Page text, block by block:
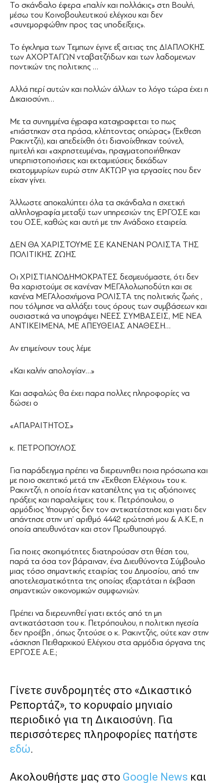
Το σκάνδαλο έφερα «παλίν και πολλάκις» στη Βουλή,
μέσω του Κοινοβουλευτικού ελέγχου και δεν
«συνεμορφώθην προς τας υποδείξεις».
Το έγκλημα των Τεμπων έγινε εξ αιτιας της ΔΙΑΠΛΟΚΗΣ
των ΑΧΟΡΤΑΓΩΝ νταβατζήδων και των λαδομενων
ποντικών της πολιτικης …
Αλλά περί αυτών και πολλών άλλων το λόγο τώρα έχει η
Δικαιοσύνη…
Με τα συνημμένα έγραφα καταγραφεται το πως
«πιάστηκαν στα πράσα, κλέπτοντας οπώρας» (Έκθεση
Ρακιντζή), και απεδείχθη ότι διανοίχθηκαν τούνελ,
ημιτελή και «αχρηστευμένα», πραγματοποιήθηκαν
υπερπιστοποιήσεις και εκταμιεύσεις δεκάδων
εκατομμυρίων ευρώ στην ΑΚΤΩΡ για εργασίες που δεν
είχαν γίνει.
Άλλωστε αποκαλύπτει όλα τα σκάνδαλα η σχετική
αλληλογραφία μεταξύ των υπηρεσιών της ΕΡΓΟΣΕ και
του ΟΣΕ, καθώς και αυτή με την Ανάδοχο εταιρεία.
ΔΕΝ ΘΑ ΧΑΡΙΣΤΟΥΜΕ ΣΕ ΚΑΝΕΝΑΝ ΡΟΛΙΣΤΑ ΤΗΣ
ΠΟΛΙΤΙΚΗΣ ΖΩΗΣ
Οι ΧΡΙΣΤΙΑΝΟΔΗΜΟΚΡΑΤΕΣ δεσμευόμαστε, ότι δεν
θα χαριστούμε σε κανέναν ΜΕΓΑλολωποδύτη και σε
κανένα ΜΕΓΑλοσχήμονα ΡΟΛΙΣΤΑ της πολιτικής ζωής ,
που τόλμησε να αλλάξει τους όρους των συμβάσεων και
ουσιαστικά να υπογράψει ΝΕΕΣ ΣΥΜΒΑΣΕΙΣ, ΜΕ ΝΕΑ
ΑΝΤΙΚΕΙΜΕΝΑ, ΜΕ ΑΠΕΥΘΕΙΑΣ ΑΝΑΘΕΣΗ…
Αν επιμείνουν τους λέμε
«Και καλήν απολογίαν…»
Και ασφαλώς θα έχει παρα πολλες πληροφορίες να
δώσει ο
«ΑΠΑΡΑΙΤΗΤΟΣ»
κ. ΠΕΤΡΟΠΟΥΛΟΣ
Για παράδειγμα πρέπει να διερευνηθει ποια πρόσωπα και
με ποιο σκεπτικό μετά την «Έκθεση Ελέγχου» του κ.
Ρακιντζή, η οποία ήταν καταπέλτης για τις αξιόποινες
πράξεις και παραλείψεις του κ. Πετρόπουλου, ο
αρμόδιος Υπουργός δεν τον αντικατέστησε και γιατι δεν
απάντησε στην υπ’ αριθμό 4442 ερώτησή μου & Α.Κ.Ε, η
οποία απευθυνόταν και στον Πρωθυπουργό.
Για ποιες σκοπιμότητες διατηρούσαν στη θέση του,
παρά τα όσα τον βάραιναν, ένα Διευθύνοντα Σύμβουλο
μιας τόσο σημαντικής εταιρίας του Δημοσίου, από την
αποτελεσματικότητα της οποίας εξαρτάται η έκβαση
σημαντικών οικονομικών συμφωνιών.
Πρέπει να διερευνηθεί γιατι εκτός από τη μη
αντικατάσταση του κ. Πετρόπουλου, η πολιτικη ηγεσία
δεν προέβη , όπως ζητούσε ο κ. Ρακιντζής, ούτε καν στην
«άσκηση Πειθαρχικού Ελέγχου στα αρμόδια όργανα της
ΕΡΓΟΣΕ Α.Ε.;
Γίνετε συνδρομητές στο «Δικαστικό
Ρεπορτάζ», το κορυφαίο μηνιαίο
περιοδικό για τη Δικαιοσύνη. Για
περισσότερες πληροφορίες πατήστε
εδώ.
Ακολουθήστε μας στο Google News και